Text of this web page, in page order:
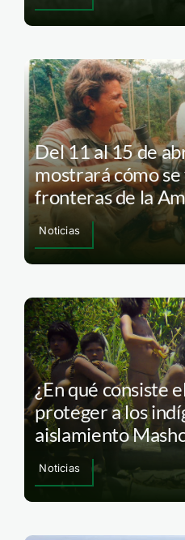
Del 11 al 15 de
mostrará cómo se
fronteras de la
Noticias
¿En qué consiste
proteger a los
aislamiento
Noticias